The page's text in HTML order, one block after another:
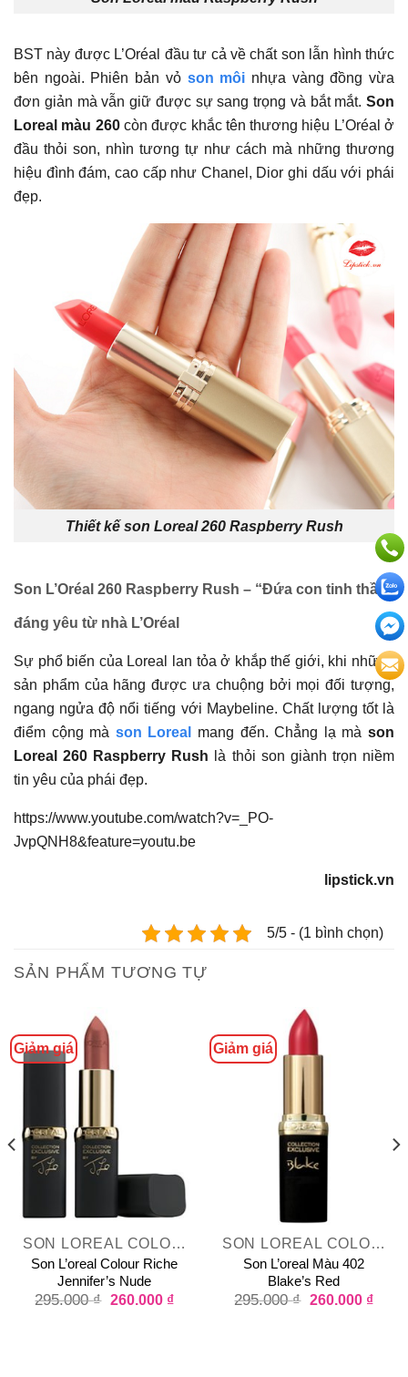
BST này được L’Oréal đầu tư cả về chất son lẫn hình thức
bên ngoài. Phiên bản vỏ son môi nhựa vàng đồng vừa
đơn giản mà vẫn giữ được sự sang trọng và bắt mắt. Son
Loreal màu 260 còn được khắc tên thương hiệu L’Oréal ở
đầu thỏi son, nhìn tương tự như cách mà những thương
hiệu đình đám, cao cấp như Chanel, Dior ghi dấu với phái
đẹp.
Thiết kế son Loreal 260 Raspberry Rush
Son L’Oréal 260 Raspberry Rush – “Đứa con tinh thần”
đáng yêu từ nhà L’Oréal
Sự phổ biến của Loreal lan tỏa ở khắp thế giới, khi những
sản phẩm của hãng được ưa chuộng bởi mọi đối tượng,
ngang ngửa độ nổi tiếng với Maybeline. Chất lượng tốt là
điểm cộng mà son Loreal mang đến. Chẳng lạ màson
Loreal 260 Raspberry Rush
là thỏi son giành trọn niềm
tin yêu của phái đẹp.
https://www.youtube.com/watch?v=_PO-
JvpQNH8&feature=youtu.be
lipstick.vn
5/5 - (1 bình chọn)
SẢN PHẨM TƯƠNG TỰ
Giảm giá
SON LOREAL COLOUR RICHE COLLECTION EXCLUSIVE
Son L’oreal Colour Riche
Jennifer’s Nude
295.000₫ 260.000 ₫
Giảm giá
SON LOREAL COLOUR RICHE COLLECTION EXCLUSIVE RED LIPCOLOR
Son L’oreal Màu 402
Blake’s Red
295.000₫ 260.000 ₫